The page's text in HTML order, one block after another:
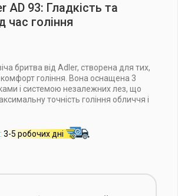
AD 93: Гладкість та
час гоління
бритва від Adler, створена для тих,
комфорт гоління. Вона оснащена 3
і системою незалежних лез, що
точність гоління обличчя і
3-5 робочих дні